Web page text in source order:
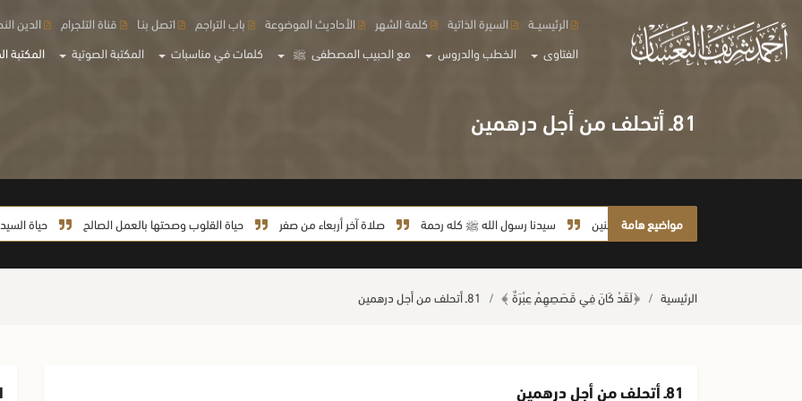
الفتاوى الخطب والدروس مع الحبيب المصطفى ﷺ كلمات في مناسبات المكتبة الصوتية المكتبة
الرئيسيــة السيرة الذاتية كلمة الشهر الأحاديث الموضوعة باب التراجم اتصل بنـا قناة التلجرام الدين
81ـ أتحلف من أجل درهمين
مواضيع هامة سيدنا رسول الله ﷺ كله رحمة صلاة آخر أربعاء من صفر حياة القلوب وصحتها بالعمل الصالح حياة السيدة خديجة
الرئيسية ﴿لَقَدْ كَانَ فِي قَصَصِهِمْ عِبْرَةٌ ﴾ 81ـ أتحلف من أجل درهمين
81ـ أتحلف من أجل درهمين